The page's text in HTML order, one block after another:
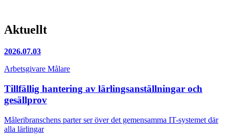
Aktuellt
2026.07.03
Arbetsgivare Målare
Tillfällig hantering av lärlingsanställningar och
gesällprov
Måleribranschens parter ser över det gemensamma IT-systemet där
alla lärlingar